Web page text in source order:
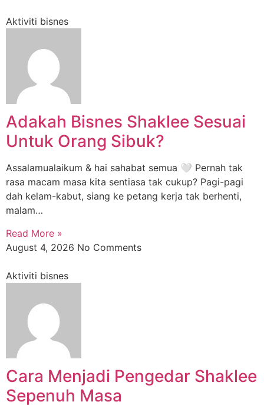
Aktiviti bisnes
Adakah Bisnes Shaklee Sesuai
Untuk Orang Sibuk?
Assalamualaikum & hai sahabat semua 🤍 Pernah tak
rasa macam masa kita sentiasa tak cukup? Pagi-pagi
dah kelam-kabut, siang ke petang kerja tak berhenti,
malam…
Read More »
August 4, 2026 No Comments
Aktiviti bisnes
Cara Menjadi Pengedar Shaklee
Sepenuh Masa